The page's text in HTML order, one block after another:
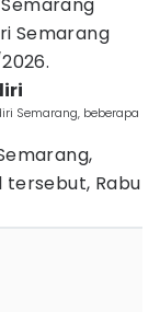
Semarang
Semarang, beberapa
tersebut, Rabu